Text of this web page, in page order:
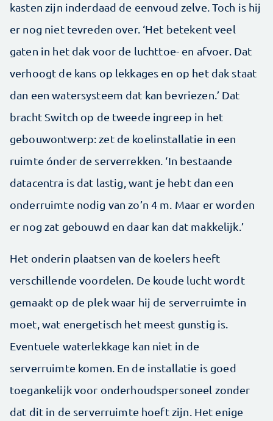
kasten zijn inderdaad de eenvoud zelve. Toch is hij
er nog niet tevreden over. ‘Het betekent veel
gaten in het dak voor de luchttoe- en afvoer. Dat
verhoogt de kans op lekkages en op het dak staat
dan een watersysteem dat kan bevriezen.’ Dat
bracht Switch op de tweede ingreep in het
gebouwontwerp: zet de koelinstallatie in een
ruimte ónder de serverrekken. ‘In bestaande
datacentra is dat lastig, want je hebt dan een
onderruimte nodig van zo’n 4 m. Maar er worden
er nog zat gebouwd en daar kan dat makkelijk.’
Het onderin plaatsen van de koelers heeft
verschillende voordelen. De koude lucht wordt
gemaakt op de plek waar hij de serverruimte in
moet, wat energetisch het meest gunstig is.
Eventuele waterlekkage kan niet in de
serverruimte komen. En de installatie is goed
toegankelijk voor onderhoudspersoneel zonder
dat dit in de serverruimte hoeft zijn. Het enige